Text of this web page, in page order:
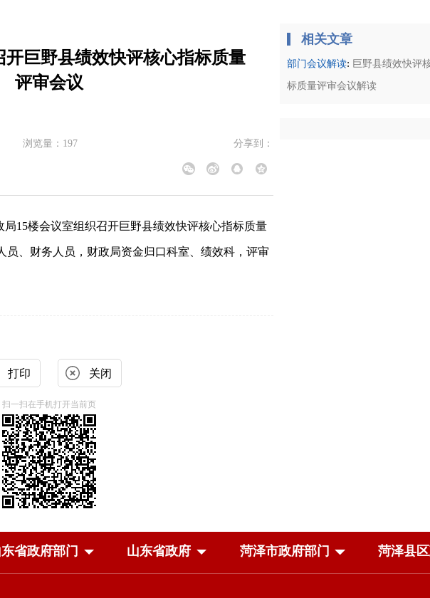
开巨野县绩效快评核心指标质量
评审会议
浏览量： 197 分享到：
局15楼会议室组织召开巨野县绩效快评核心指标质量
员、财务人员，财政局资金归口科室、绩效科，评审
打印 关闭
扫一扫在手机打开当前页
相关文章
部门会议解读: 巨野县绩效快评
标质量评审会议解读
省政府部门 山东省政府 菏泽市政府部门 菏泽县